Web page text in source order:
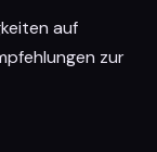
auf
zur